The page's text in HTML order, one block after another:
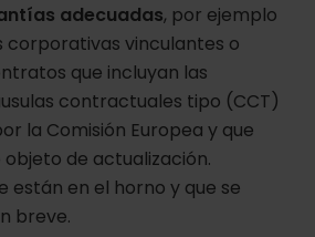
adecuadas, por ejemplo
corporativas vinculantes o
que incluyan las
contractuales tipo (CCT)
la Comisión Europea y que
objeto de actualización.
están en el horno y que se
breve.